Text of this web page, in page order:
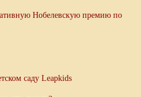
Нобелевскую премию по
саду Leapkids